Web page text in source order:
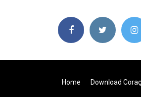
Home Download